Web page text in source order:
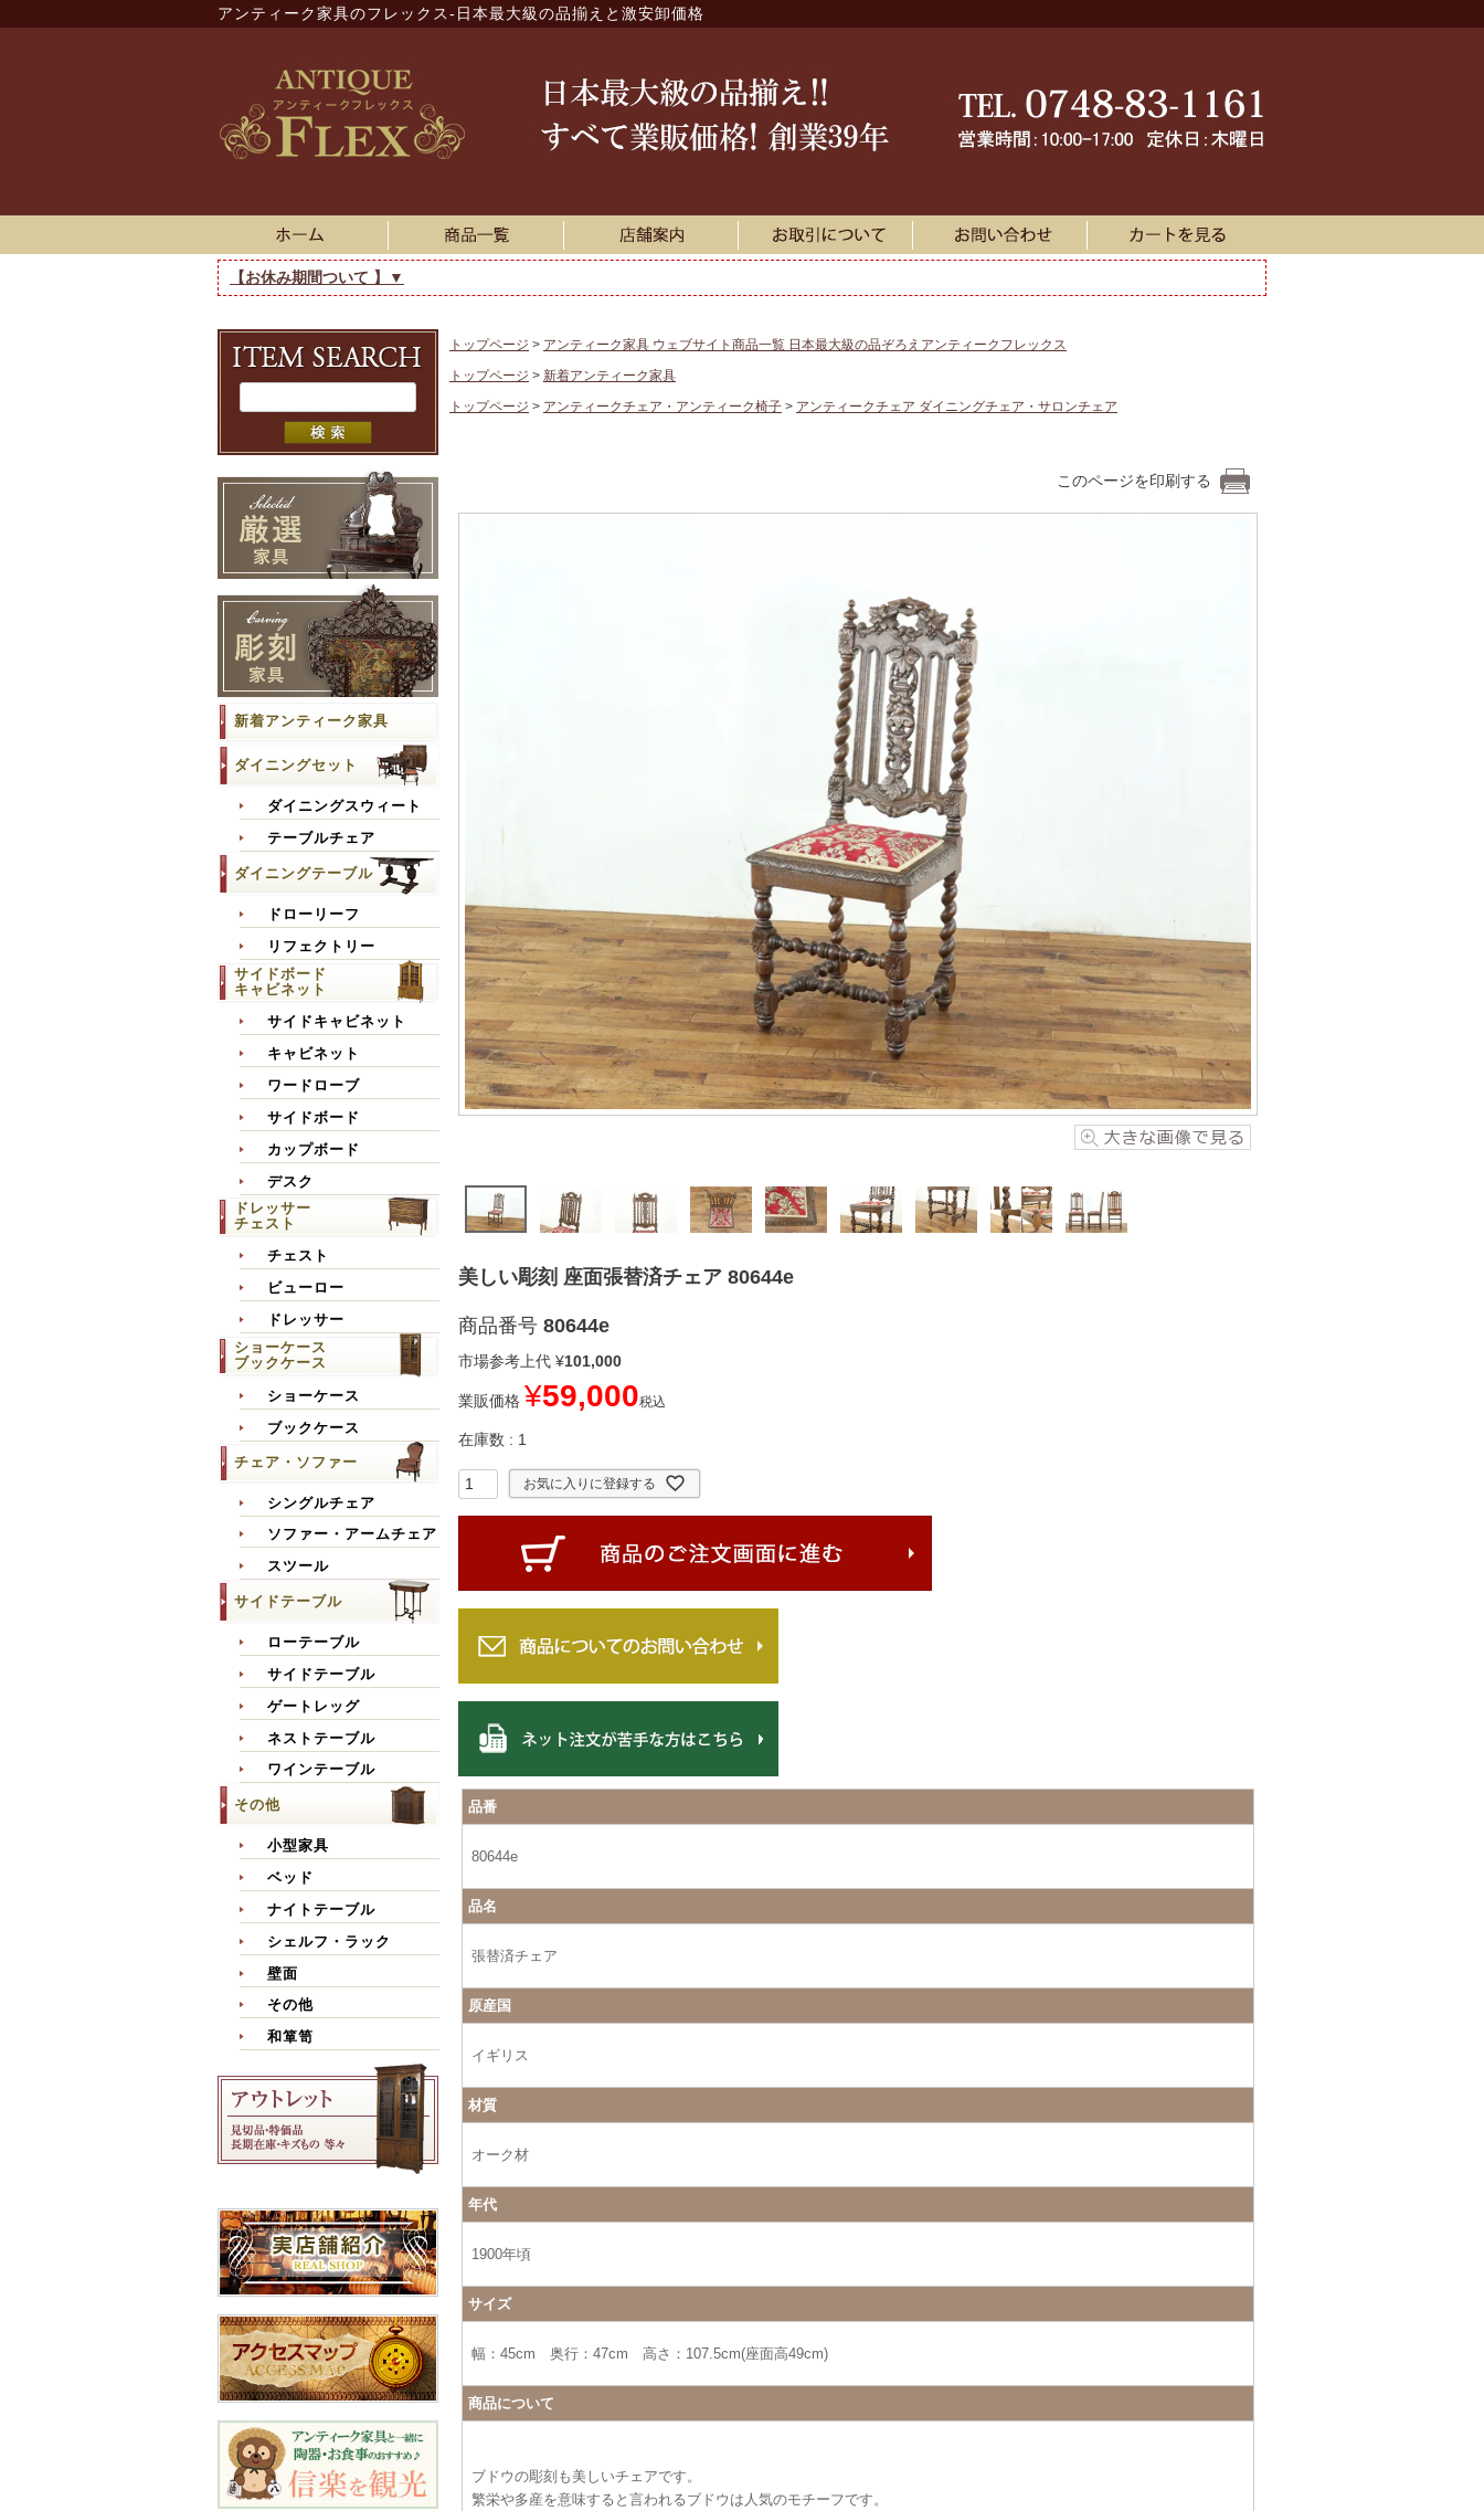
アンティーク家具のフレックス-日本最大級の品揃えと激安卸価格
【お休み期間ついて 】▼
新着アンティーク家具
ダイニングセット
ダイニングスウィート
テーブルチェア
ダイニングテーブル
ドローリーフ
リフェクトリー
サイドボード
キャビネット
サイドキャビネット
キャビネット
ワードローブ
サイドボード
カップボード
デスク
ドレッサー
チェスト
チェスト
ビューロー
ドレッサー
ショーケース
ブックケース
ショーケース
ブックケース
チェア・ソファー
シングルチェア
ソファー・アームチェア
スツール
サイドテーブル
ローテーブル
サイドテーブル
ゲートレッグ
ネストテーブル
ワインテーブル
その他
小型家具
ベッド
ナイトテーブル
シェルフ・ラック
壁面
その他
和箪笥
トップページ
アンティーク家具 ウェブサイト商品一覧 日本最大級の品ぞろえアンティークフレックス
トップページ
新着アンティーク家具
トップページ
アンティークチェア・アンティーク椅子 アンティークチェア ダイニングチェア・サロンチェア
このページを印刷する
美しい彫刻 座面張替済チェア 80644e
商品番号 80644e
市場参考上代 ¥101,000
業販価格 ¥59,000税込
在庫数 1
お気に入りに登録する
品番
80644e
品名
張替済チェア
原産国
イギリス
材質
オーク材
年代
1900年頃
サイズ
幅：45cm 奥行：47cm 高さ：107.5cm(座面高49cm)
商品について
ブドウの彫刻も美しいチェアです。
繁栄や多産を意味すると言われるブドウは人気のモチーフです。